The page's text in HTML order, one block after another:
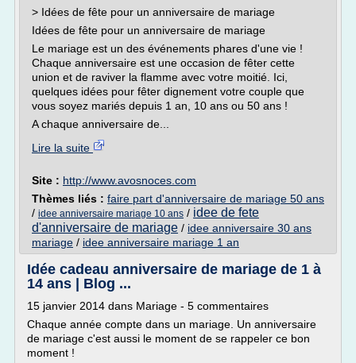
> Idées de fête pour un anniversaire de mariage
Idées de fête pour un anniversaire de mariage
Le mariage est un des événements phares d'une vie !
Chaque anniversaire est une occasion de fêter cette
union et de raviver la flamme avec votre moitié. Ici,
quelques idées pour fêter dignement votre couple que
vous soyez mariés depuis 1 an, 10 ans ou 50 ans !
A chaque anniversaire de...
Lire la suite
Site : http://www.avosnoces.com
Thèmes liés : faire part d'anniversaire de mariage 50 ans
/ idee anniversaire mariage 10 ans / idee de fete
d'anniversaire de mariage / idee anniversaire 30 ans
mariage / idee anniversaire mariage 1 an
Idée cadeau anniversaire de mariage de 1 à
14 ans | Blog ...
15 janvier 2014 dans Mariage - 5 commentaires
Chaque année compte dans un mariage. Un anniversaire
de mariage c'est aussi le moment de se rappeler ce bon
moment !